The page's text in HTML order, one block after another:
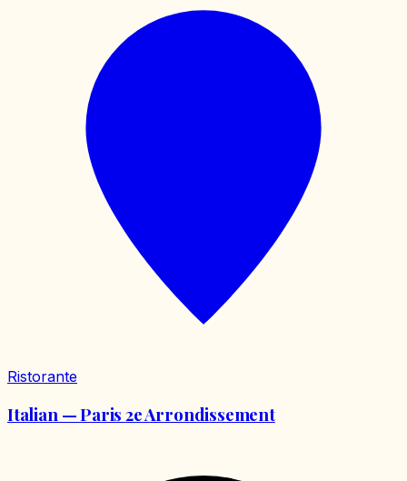
Ristorante
Italian — Paris 2e Arrondissement